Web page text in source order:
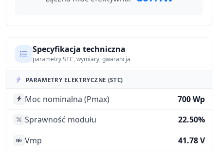
Specyfikacja techniczna
parametry STC, wymiary, gwarancja
PARAMETRY ELEKTRYCZNE (STC)
Moc nominalna (Pmax)
700 Wp
Sprawność modułu
22.50%
Vmp
41.78 V